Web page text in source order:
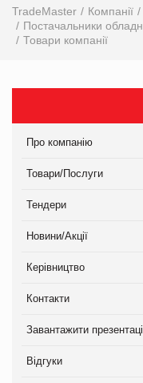
TradeMaster Компанії
Постачальники
Товари компанії
Про компанію
Товари/Послуги
Тендери
Новини/Акції
Керівництво
Контакти
Завантажити
Відгуки